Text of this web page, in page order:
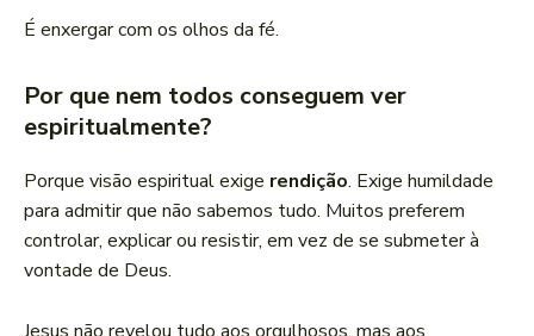
É enxergar com os olhos da fé.
Por que nem todos conseguem ver
espiritualmente?
Porque visão espiritual exige rendição. Exige humildade
para admitir que não sabemos tudo. Muitos preferem
controlar, explicar ou resistir, em vez de se submeter à
vontade de Deus.